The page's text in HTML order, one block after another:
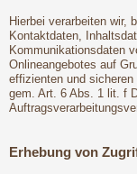
Hierbei verarbeiten wir,
Kontaktdaten,
Kommunikationsdaten
Onlineangebotes auf
effizienten und
gem. Art. 6 Abs. 1 lit. f
Erhebung von